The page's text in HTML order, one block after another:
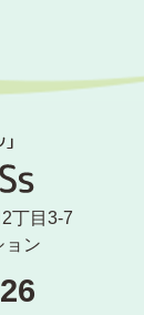
丁目3-7
ョン